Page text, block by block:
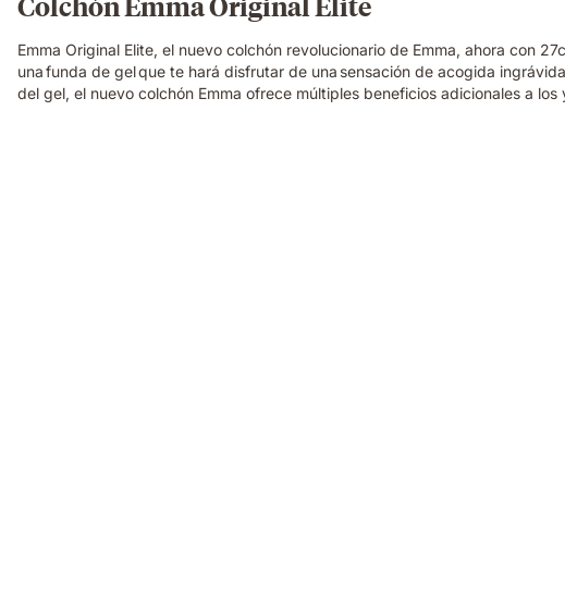
Emma Original Elite, el nuevo colchón revolucionario de Emma, ahora con
una funda de gel que te hará disfrutar de una sensación de acogida
del gel, el nuevo colchón Emma ofrece múltiples beneficios adicionales a